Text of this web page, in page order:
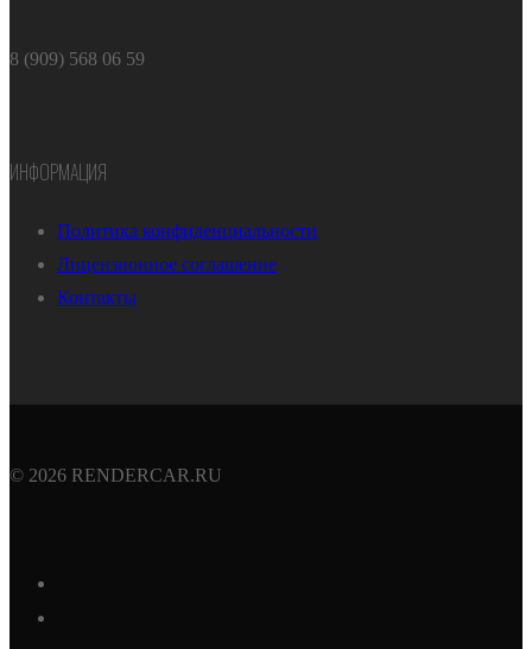
8 (909) 568 06 59
ИНФОРМАЦИЯ
Политика конфиденциальности
Лицензионное соглашение
Контакты
© 2026 RENDERCAR.RU